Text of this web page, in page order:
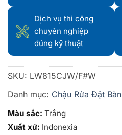
Dịch vụ thi công
chuyên nghiệp
đúng kỹ thuật
SKU: LW815CJW/F#W
Danh mục: Chậu Rửa Đặt Bàn
Màu sắc: Trắng
Xuất xứ: Indonexia